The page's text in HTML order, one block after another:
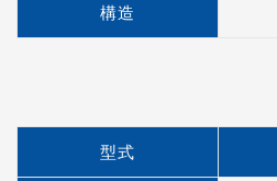
構造
型式